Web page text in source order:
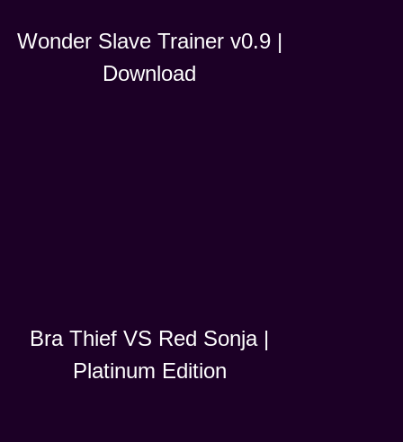
Wonder Slave Trainer v0.9 |
Download
Bra Thief VS Red Sonja |
Platinum Edition